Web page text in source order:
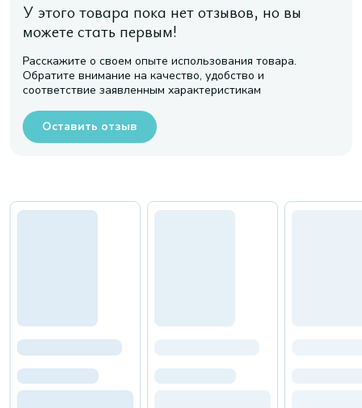
У этого товара пока нет отзывов, но вы
можете стать первым!
Расскажите о своем опыте использования товара.
Обратите внимание на качество, удобство и
соответствие заявленным характеристикам
Оставить отзыв